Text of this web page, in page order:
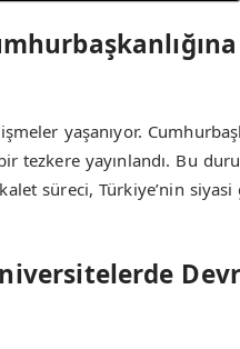
yaşanıyor.
tezkere yayınlandı. Bu
süreci, Türkiye’nin siyasi